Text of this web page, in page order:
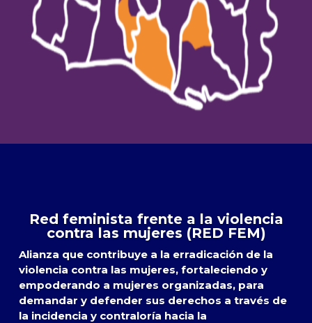
Red feminista frente a la violencia
contra las mujeres (RED FEM)
Alianza que contribuye a la erradicación de la
violencia contra las mujeres, fortaleciendo y
empoderando a mujeres organizadas, para
demandar y defender sus derechos a través de
la incidencia y contraloría hacia la